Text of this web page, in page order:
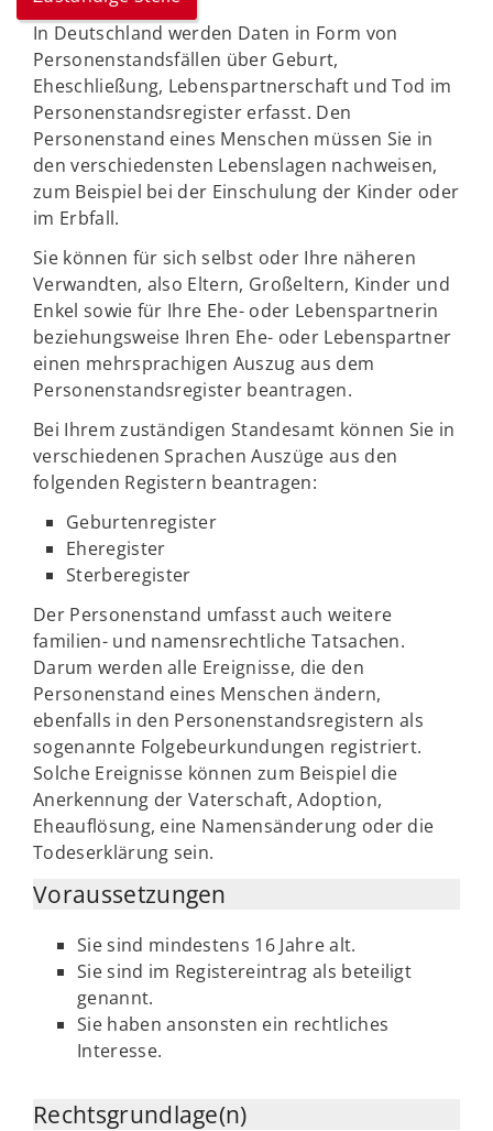
In Deutschland werden Daten in Form von
Personenstandsfällen über Geburt,
Eheschließung, Lebenspartnerschaft und Tod im
Personenstandsregister erfasst. Den
Personenstand eines Menschen müssen Sie in
den verschiedensten Lebenslagen nachweisen,
zum Beispiel bei der Einschulung der Kinder oder
im Erbfall.
Sie können für sich selbst oder Ihre näheren
Verwandten, also Eltern, Großeltern, Kinder und
Enkel sowie für Ihre Ehe- oder Lebenspartnerin
beziehungsweise Ihren Ehe- oder Lebenspartner
einen mehrsprachigen Auszug aus dem
Personenstandsregister beantragen.
Bei Ihrem zuständigen Standesamt können Sie in
verschiedenen Sprachen Auszüge aus den
folgenden Registern beantragen:
Geburtenregister
Eheregister
Sterberegister
Der Personenstand umfasst auch weitere
familien- und namensrechtliche Tatsachen.
Darum werden alle Ereignisse, die den
Personenstand eines Menschen ändern,
ebenfalls in den Personenstandsregistern als
sogenannte Folgebeurkundungen registriert.
Solche Ereignisse können zum Beispiel die
Anerkennung der Vaterschaft, Adoption,
Eheauflösung, eine Namensänderung oder die
Todeserklärung sein.
Voraussetzungen
Sie sind mindestens 16 Jahre alt.
Sie sind im Registereintrag als beteiligt
genannt.
Sie haben ansonsten ein rechtliches
Interesse.
Rechtsgrundlage(n)